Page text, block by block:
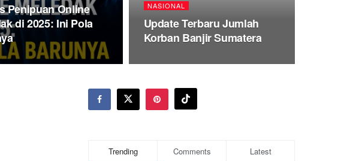
Penipuan Online
di 2025: Ini Pola
NASIONAL
Update Terbaru Jumlah
Korban Banjir Sumatera
Trending Comments Latest